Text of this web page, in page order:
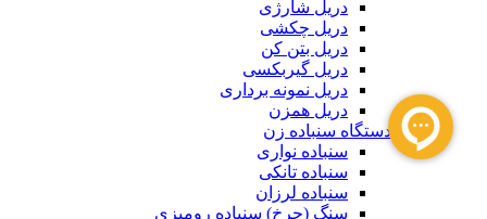
دریل شارژی
دریل چکشی
دریل بتن کن
دریل گیربکسی
دریل نمونه برداری
دریل همزن
دستگاه سنباده زن
سنباده نواری
سنباده تانکی
سنباده لرزان
سنگ (چرخ) سنباده رومیزی